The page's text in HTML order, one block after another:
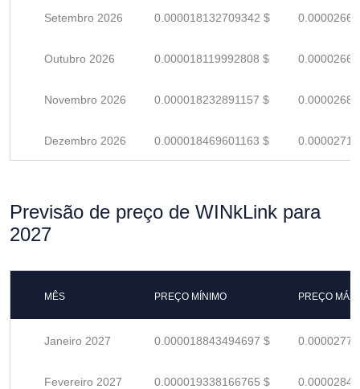
Setembro 2026 0.000018132709342 $
Outubro 2026 0.000018119992808 $
Novembro 2026 0.000018232891157 $
Dezembro 2026 0.000018469601163 $
Previsão de preço de WINkLink para
2027
MÊS PREÇO MÍNIMO PREÇO
Janeiro 2027 0.000018843494697 $
Fevereiro 2027 0.000019338166765 $